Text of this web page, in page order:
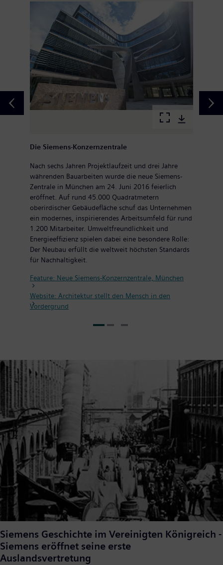
Die Siemens-Konzernzentrale
Nach sechs Jahren Projektlaufzeit und drei Jahre
währenden Bauarbeiten wurde die neue Siemens-
Zentrale in München am 24. Juni 2016 feierlich
eröffnet. Auf rund 45.000 Quadratmetern
oberirdischer Gebäudefläche schuf das Unternehmen
ein modernes, inspirierendes Arbeitsumfeld für rund
1.200 Mitarbeiter. Umweltfreundlichkeit und
Energieeffizienz spielen dabei eine besondere Rolle:
Der Neubau erfüllt die weltweit höchsten Standards
für Nachhaltigkeit.
Feature: Neue Siemens-Konzernzentrale, München
Website: Architektur stellt den Mensch in den
Vordergrund
Siemens Geschichte im Vereinigten Königreich -
Siemens eröffnet seine erste
Auslandsvertretung